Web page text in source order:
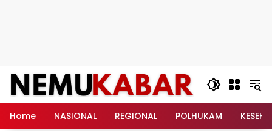
Langsung
konten
Home
NASIONAL REGIONAL POLHUKAM